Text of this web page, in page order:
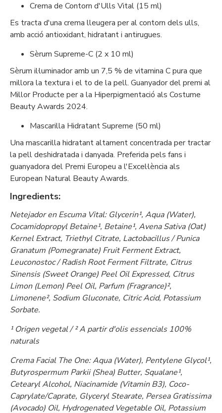
Crema de Contorn d'Ulls Vital (15 ml)
Es tracta d'una crema lleugera per al contorn dels ulls,
amb acció antioxidant, hidratant i antirugues.
Sèrum Supreme-C (2 x 10 ml)
Sèrum il·luminador amb un 7,5 % de vitamina C pura que
millora la textura i el to de la pell. Guanyador del premi al
Millor Producte per a la Hiperpigmentació als Costume
Beauty Awards 2024.
Mascarilla Hidratant Supreme (50 ml)
Una mascarilla hidratant altament concentrada per tractar
la pell deshidratada i danyada. Preferida pels fans i
guanyadora del Premi Europeu a l'Excel·lència als
European Natural Beauty Awards.
Ingredients:
Netejador en Escuma Vital: Glycerin¹, Aqua (Water),
Cocamidopropyl Betaine¹, Betaine¹, Avena Sativa (Oat)
Kernel Extract, Triethyl Citrate, Lactobacillus / Punica
Granatum (Pomegranate) Fruit Ferment Extract,
Leuconostoc / Radish Root Ferment Filtrate, Citrus
Sinensis (Sweet Orange) Peel Oil Expressed, Citrus
Limon (Lemon) Peel Oil, Parfum (Fragrance)²,
Limonene², Sodium Gluconate, Citric Acid, Potassium
Sorbate.
¹ Origen vegetal / ² A partir d'olis essencials 100%
naturals
Crema Facial The One: Aqua (Water), Pentylene Glycol¹,
Butyrospermum Parkii (Shea) Butter, Squalane¹,
Cetearyl Alcohol, Niacinamide (Vitamin B3), Coco-
Caprylate/Caprate, Glyceryl Stearate, Persea Gratissima
(Avocado) Oil, Hydrogenated Vegetable Oil, Potassium